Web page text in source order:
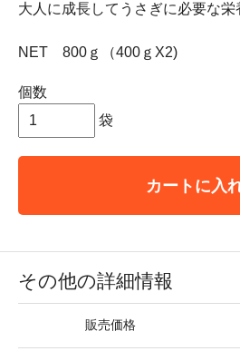
大人に成長してうさぎに必要な栄
NET 800ｇ（400ｇX2)
個数
袋
カートに入
その他の詳細情報
販売価格